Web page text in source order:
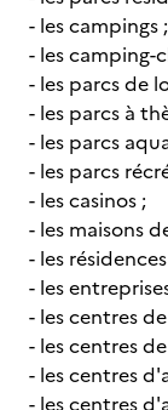
- les campings ;
- les camping-
- les parcs de
- les parcs à
- les parcs
- les parcs
- les casinos ;
- les maisons
- les
- les
- les centres
- les centres
- les centres
- les centres